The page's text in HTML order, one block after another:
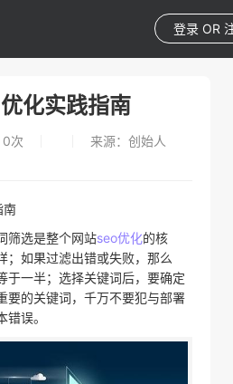
登录 OR
化实践指南
0次
来源：创始人
南
筛选是整个网站seo优化的核
；如果过滤出错或失败，那么
于一半；选择关键词后，要确定
要的关键词，千万不要犯与部署
误。